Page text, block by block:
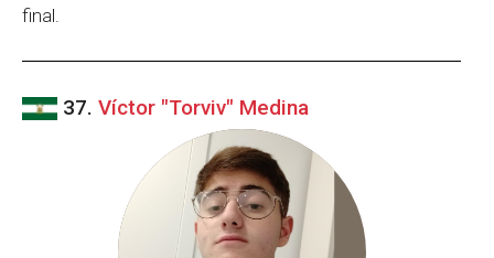
final.
37. Víctor "Torviv" Medina